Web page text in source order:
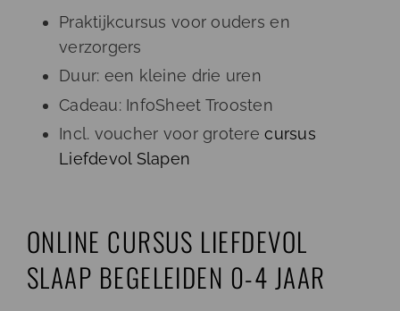
Praktijkcursus voor ouders en
verzorgers
Duur: een kleine drie uren
Cadeau: InfoSheet Troosten
Incl. voucher voor groterecursus
Liefdevol Slapen
ONLINE CURSUS LIEFDEVOL
SLAAP BEGELEIDEN 0-4 JAAR